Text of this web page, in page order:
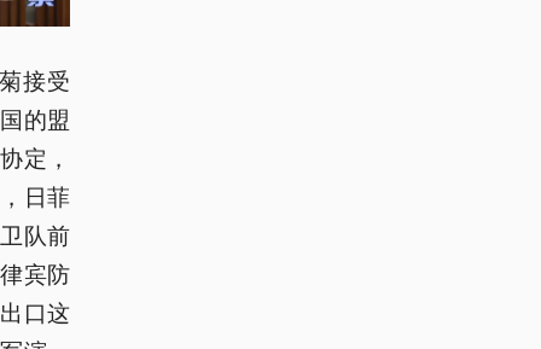
接受
的盟
定，
日菲
队前
宾防
口这